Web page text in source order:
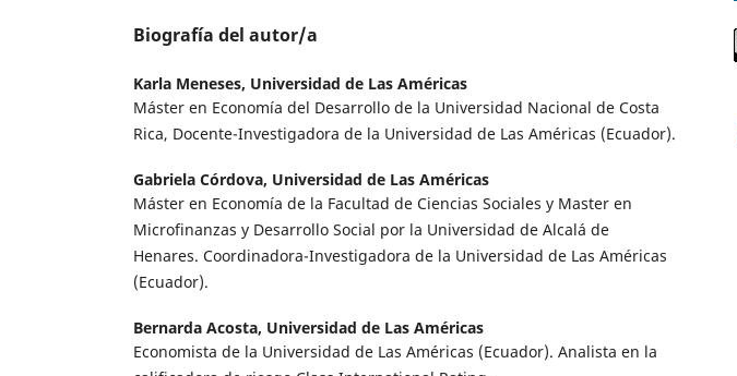
Biografía del autor/a
Karla Meneses, Universidad de Las Américas
Máster en Economía del Desarrollo de la Universidad Nacional de Costa
Rica, Docente-Investigadora de la Universidad de Las Américas (Ecuador).
Gabriela Córdova, Universidad de Las Américas
Máster en Economía de la Facultad de Ciencias Sociales y Master en
Microfinanzas y Desarrollo Social por la Universidad de Alcalá de
Henares. Coordinadora-Investigadora de la Universidad de Las Américas
(Ecuador).
Bernarda Acosta, Universidad de Las Américas
Economista de la Universidad de Las Américas (Ecuador). Analista en la